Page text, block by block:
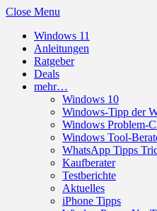
Close Menu
Windows 11
Anleitungen
Ratgeber
Deals
mehr…
Windows 10
Windows-Tipp der
Windows Problem-
Windows Tool-
WhatsApp Tipps
Kaufberater
Testberichte
Aktuelles
iPhone Tipps